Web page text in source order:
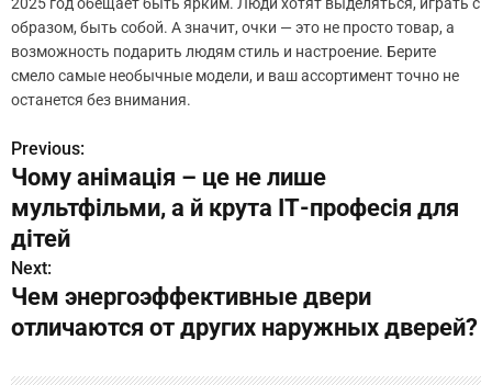
образом, быть собой. А значит, очки — это не просто товар, а
возможность подарить людям стиль и настроение. Берите
смело самые необычные модели, и ваш ассортимент точно не
останется без внимания.
Н
а
в
и
г
Previous:
Чому анімація – це не лише
мультфільми, а й крута ІТ-професія для
дітей
Next:
Чем энергоэффективные двери
отличаются от других наружных дверей?